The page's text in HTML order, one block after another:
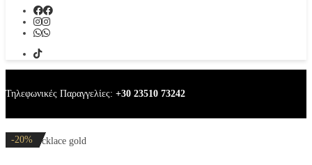
Τηλεφωνικές Παραγγελίες: +30 23510 73242
Mama necklace gold
-20%
-20%
-20%
-20%
-20%